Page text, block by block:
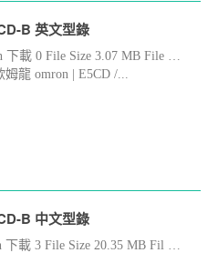
B 英文型錄
下載 0 File Size 3.07 MB File …
姆龍 omron | E5CD /...
B 中文型錄
下載 3 File Size 20.35 MB Fil …